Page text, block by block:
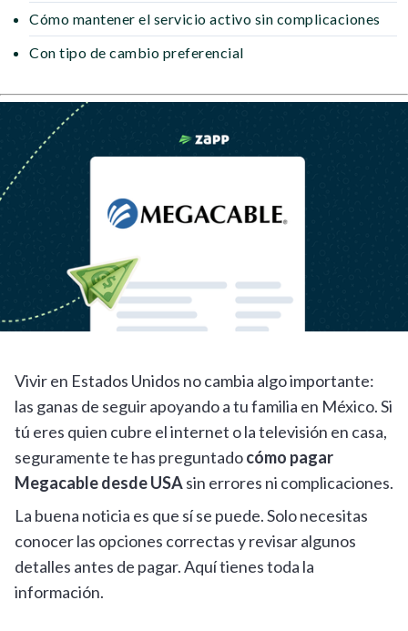
Cómo mantener el servicio activo sin complicaciones
Con tipo de cambio preferencial
Vivir en Estados Unidos no cambia algo importante:
las ganas de seguir apoyando a tu familia en México. Si
tú eres quien cubre el internet o la televisión en casa,
seguramente te has preguntadocómo pagar
Megacable desde USAsin errores ni complicaciones.
La buena noticia es que sí se puede. Solo necesitas
conocer las opciones correctas y revisar algunos
detalles antes de pagar. Aquí tienes toda la
información.